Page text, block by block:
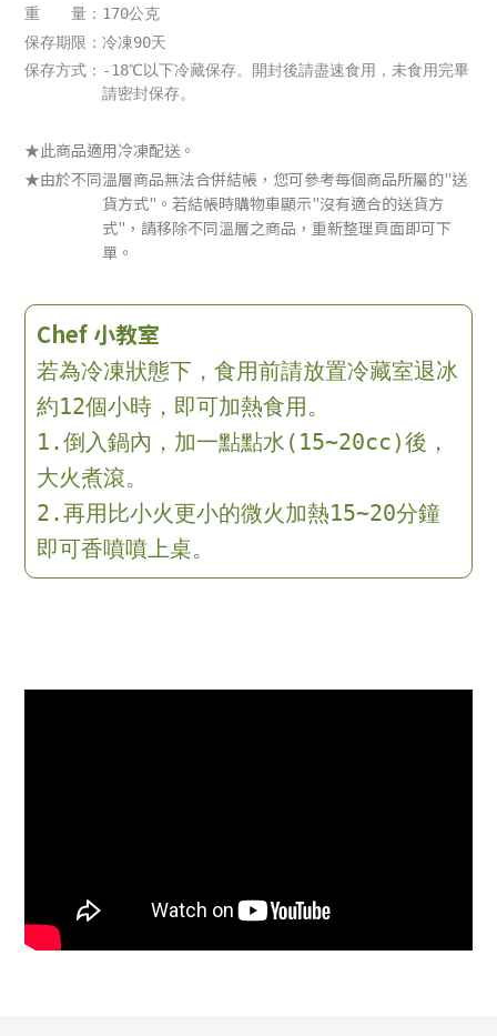
重 量：170公克
保存期限：冷凍90天
保存方式：-18℃以下冷藏保存。開封後請盡速食用，未食用完畢
請密封保存。
★此商品適用冷凍配送。
★由於不同溫層商品無法合併結帳，您可參考每個商品所屬的"送
貨方式"。若結帳時購物車顯示"沒有適合的送貨方
式"，請移除不同溫層之商品，重新整理頁面即可下
單。
Chef 小教室
若為冷凍狀態下，食用前請放置冷藏室退冰
約12個小時，即可加熱食用。
1.倒入鍋內，加一點點水(15~20cc)後，
大火煮滾。
2.再用比小火更小的微火加熱15~20分鐘
即可香噴噴上桌。